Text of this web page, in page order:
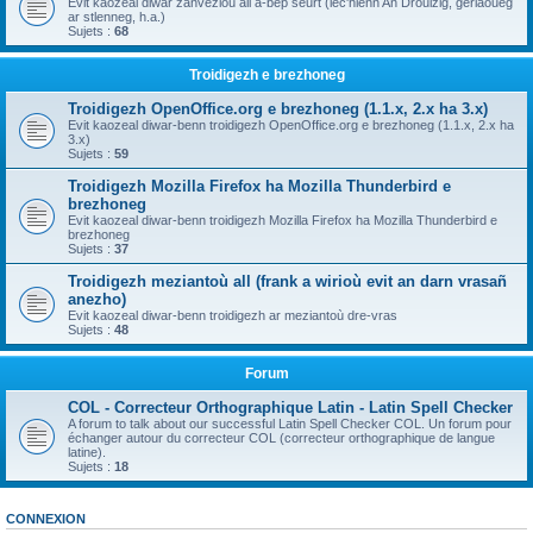
ar stlenneg, h.a.)
Sujets : 68
Troidigezh e brezhoneg
Troidigezh OpenOffice.org e brezhoneg (1.1.x, 2.x ha 3.x)
Evit kaozeal diwar-benn troidigezh OpenOffice.org e brezhoneg (1.1.x, 2.x ha
3.x)
Sujets : 59
Troidigezh Mozilla Firefox ha Mozilla Thunderbird e
brezhoneg
Evit kaozeal diwar-benn troidigezh Mozilla Firefox ha Mozilla Thunderbird e
brezhoneg
Sujets : 37
Troidigezh meziantoù all (frank a wirioù evit an darn vrasañ
anezho)
Evit kaozeal diwar-benn troidigezh ar meziantoù dre-vras
Sujets : 48
Forum
COL - Correcteur Orthographique Latin - Latin Spell Checker
A forum to talk about our successful Latin Spell Checker COL. Un forum pour
échanger autour du correcteur COL (correcteur orthographique de langue
latine).
Sujets : 18
CONNEXION